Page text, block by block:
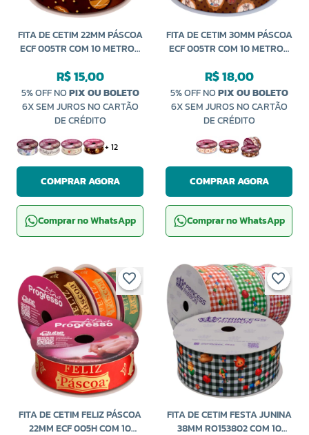
FITA DE CETIM 22MM PÁSCOA
ECF 005TR COM 10 METROS
R$ 15,00
5% OFF NOPIX OU BOLETO
6X SEM JUROS NO CARTÃO
DE CRÉDITO
+ 12
COMPRAR AGORA
Comprar no WhatsApp
FITA DE CETIM 30MM PÁSCOA
ECF 005TR COM 10 METROS
R$ 18,00
5% OFF NOPIX OU BOLETO
6X SEM JUROS NO CARTÃO
DE CRÉDITO
COMPRAR AGORA
Comprar no WhatsApp
FITA DE CETIM FELIZ PÁSCOA
22MM ECF 005H COM 10
FITA DE CETIM FESTA JUNINA
38MM RO153802 COM 10